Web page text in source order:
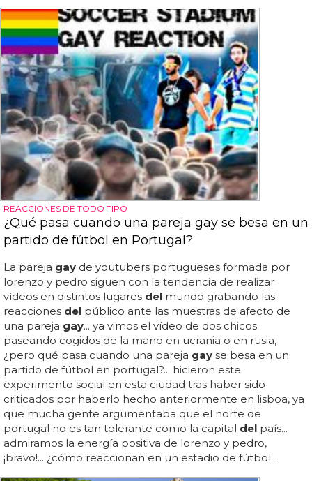
REACCIONES DE TODO TIPO
¿Qué pasa cuando una pareja gay se besa en un
partido de fútbol en Portugal?
La pareja gay de youtubers portugueses formada por
lorenzo y pedro siguen con la tendencia de realizar
vídeos en distintos lugares del mundo grabando las
reacciones del público ante las muestras de afecto de
una pareja gay... ya vimos el vídeo de dos chicos
paseando cogidos de la mano en ucrania o en rusia,
¿pero qué pasa cuando una pareja gay se besa en un
partido de fútbol en portugal?... hicieron este
experimento social en esta ciudad tras haber sido
criticados por haberlo hecho anteriormente en lisboa, ya
que mucha gente argumentaba que el norte de
portugal no es tan tolerante como la capital del país...
admiramos la energía positiva de lorenzo y pedro,
¡bravo!... ¿cómo reaccionan en un estadio de fútbol...